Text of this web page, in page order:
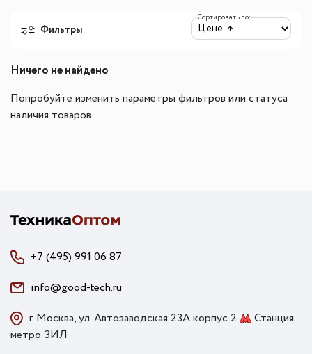
Фильтры
Сортировать по:
Ничего не найдено
Попробуйте изменить параметры фильтров или статуса
наличия товаров
+7 (495) 991 06 87
info@good-tech.ru
г. Москва, ул. Автозаводская 23А корпус 2
Станция
метро ЗИЛ